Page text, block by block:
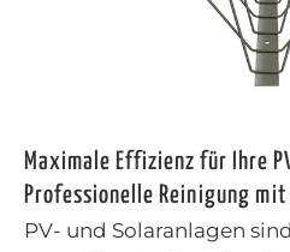
Maximale Effizienz für Ihre
Professionelle Reinigung mit
PV- und Solaranlagen